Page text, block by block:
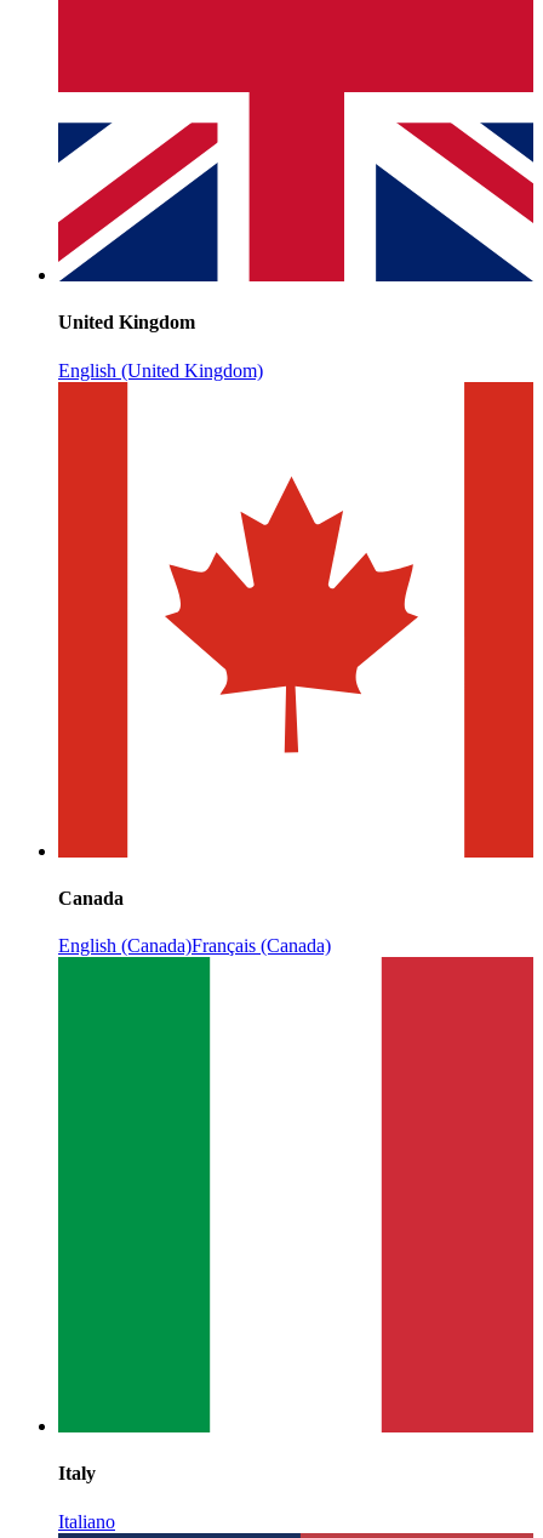
United Kingdom
English (United Kingdom)
Canada
English (Canada)Français (Canada)
Italy
Italiano